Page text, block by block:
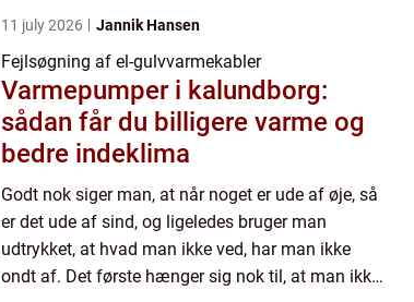
11 july 2026 Jannik Hansen
Fejlsøgning af el-gulvvarmekabler
Varmepumper i kalundborg:
sådan får du billigere varme og
bedre indeklima
Godt nok siger man, at når noget er ude af øje, så
er det ude af sind, og ligeledes bruger man
udtrykket, at hvad man ikke ved, har man ikke
ondt af. Det første hænger sig nok til, at man ikke